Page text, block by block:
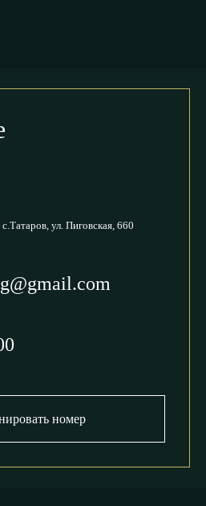
с.Татаров, ул. Пиговская, 660
номер